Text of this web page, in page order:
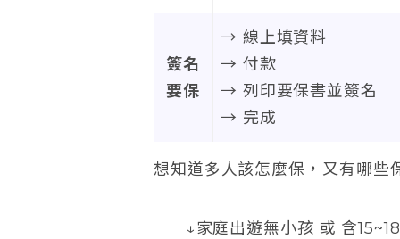
簽名
要保
→ 線上填資料
→ 付款
→ 列印要保書並簽名
→ 完成
想知道多人該怎麼保，又有哪些
↓家庭出遊無小孩 或 含